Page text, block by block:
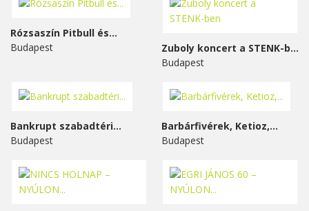
Rózsaszín Pitbull és...
Budapest
Zuboly koncert a STENK-ben
Budapest
Bankrupt szabadtéri...
Budapest
Barbárfivérek, Ketioz,...
Budapest